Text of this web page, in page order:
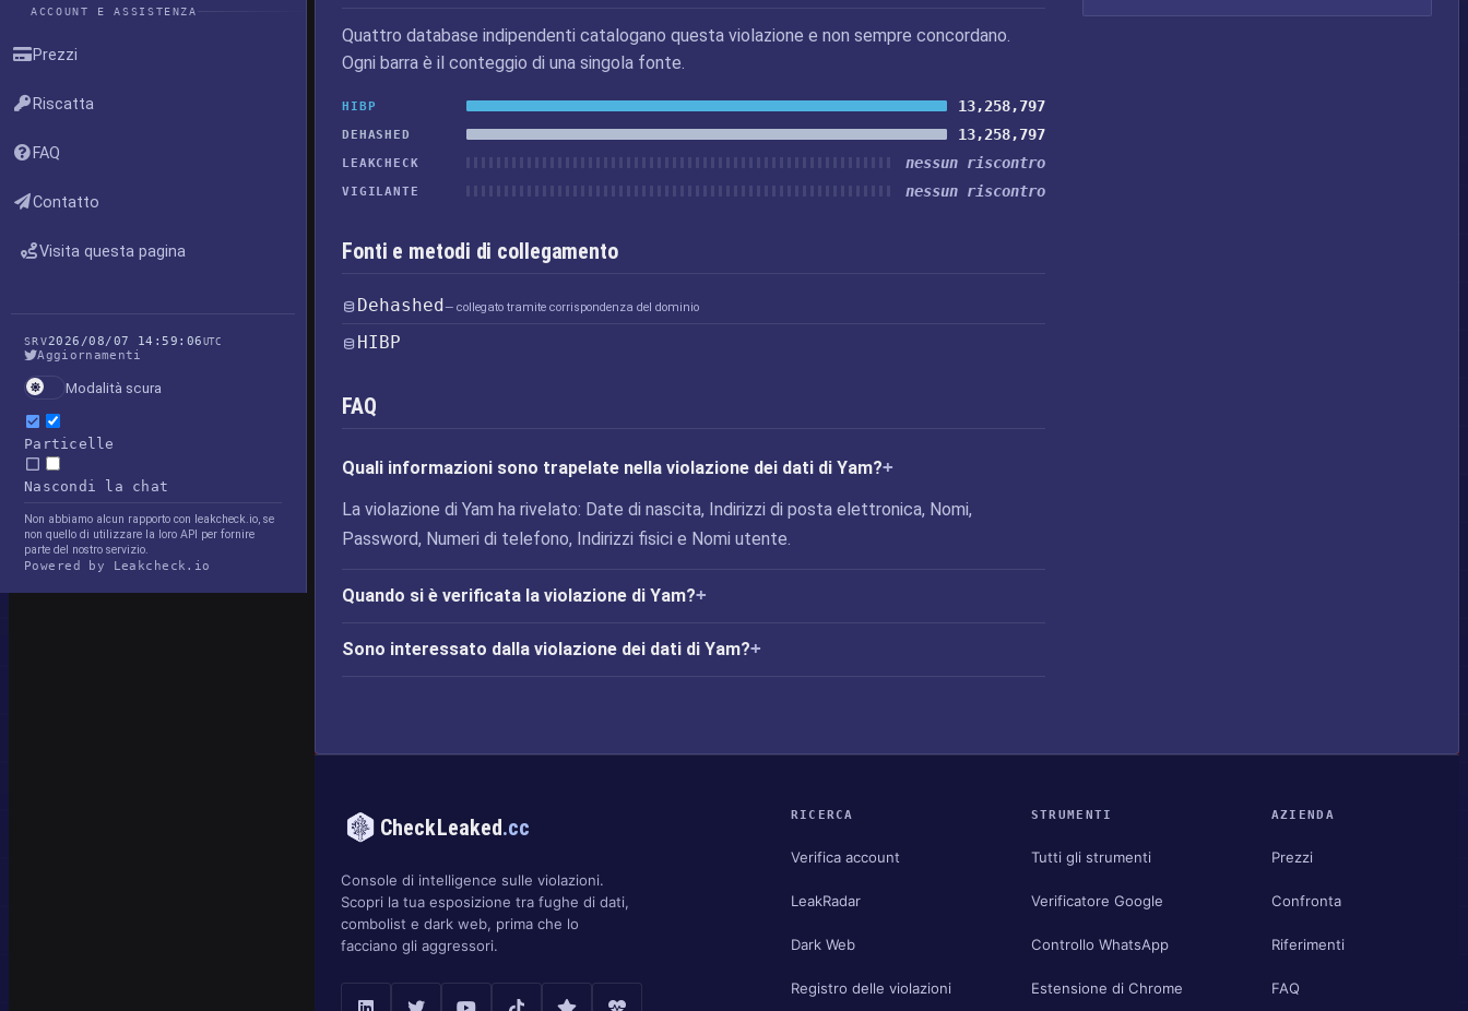
ACCOUNT E ASSISTENZA
Prezzi
Riscatta
FAQ
Contatto
Visita questa pagina
SRV2026/08/07 14:59:06UTC
Aggiornamenti
Modalità scura
Particelle
Nascondi la chat
Non abbiamo alcun rapporto con leakcheck.io, se
non quello di utilizzare la loro API per fornire
parte del nostro servizio.
Powered by Leakcheck.io
Quattro database indipendenti catalogano questa violazione e non sempre concordano.
Ogni barra è il conteggio di una singola fonte.
HIBP 13,258,797
DEHASHED 13,258,797
LEAKCHECK nessun riscontro
VIGILANTE nessun riscontro
Fonti e metodi di collegamento
Dehashed— collegato tramite corrispondenza del dominio
HIBP
FAQ
Quali informazioni sono trapelate nella violazione dei dati di Yam?
La violazione di Yam ha rivelato: Date di nascita, Indirizzi di posta elettronica, Nomi,
Password, Numeri di telefono, Indirizzi fisici e Nomi utente.
Quando si è verificata la violazione di Yam?
Sono interessato dalla violazione dei dati di Yam?
CheckLeaked.cc
Console di intelligence sulle violazioni.
Scopri la tua esposizione tra fughe di dati,
combolist e dark web, prima che lo
facciano gli aggressori.
RICERCA
Verifica account
LeakRadar
Dark Web
Registro delle violazioni
STRUMENTI
Tutti gli strumenti
Verificatore Google
Controllo WhatsApp
Estensione di Chrome
AZIENDA
Prezzi
Confronta
Riferimenti
FAQ